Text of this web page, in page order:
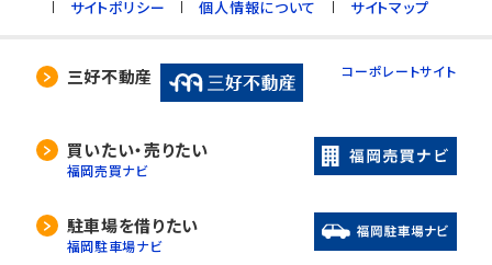
サイトポリシー
個人情報について サイトマップ
三好不動産 コーポレートサイト
買いたい・売りたい
福岡売買ナビ
駐車場を借りたい
福岡駐車場ナビ